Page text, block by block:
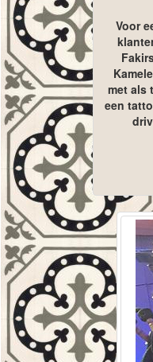
Voor
met als
een